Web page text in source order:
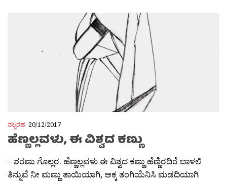
ನಲ್ಬರಹ 20/12/2017
ಹೆಣ್ಣಲ್ಲವಳು, ಈ ವಿಶ್ವದ ಕಣ್ಣು
– ಶರಣು ಗೊಲ್ಲರ. ಹೆಣ್ಣಲ್ಲವಳು ಈ ವಿಶ್ವದ ಕಣ್ಣು ಹೆಣ್ಣಿರದಿರೆ ಬಾಳಲಿ
ತಿನ್ನುವೆ ನೀ ಮಣ್ಣು ತಾಯಿಯಾಗಿ, ಅಕ್ಕ ತಂಗಿಯೆನಿಸಿ ಮಡದಿಯಾಗಿ